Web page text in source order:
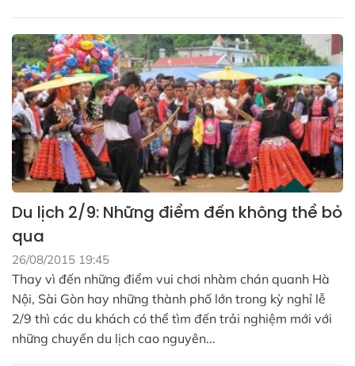
Du lịch 2/9: Những điểm đến không thể bỏ
qua
26/08/2015 19:45
Thay vì đến những điểm vui chơi nhàm chán quanh Hà
Nội, Sài Gòn hay những thành phố lớn trong kỳ nghỉ lễ
2/9 thì các du khách có thể tìm đến trải nghiệm mới với
những chuyến du lịch cao nguyên...